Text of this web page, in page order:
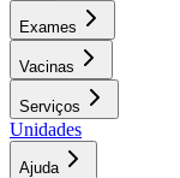
Exames
Vacinas
Serviços
Unidades
Ajuda